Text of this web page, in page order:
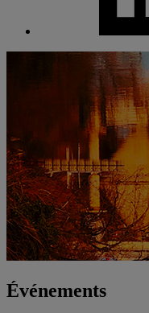
Événements